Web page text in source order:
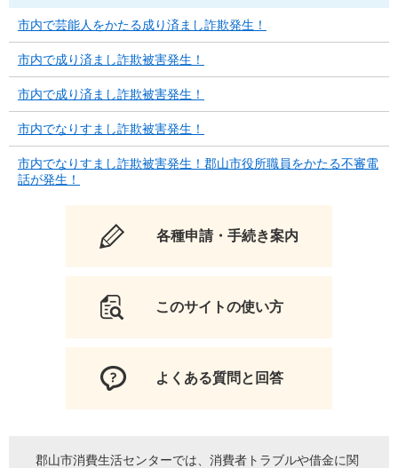
市内で芸能人をかたる成り済まし詐欺発生！
市内で成り済まし詐欺被害発生！
市内で成り済まし詐欺被害発生！
市内でなりすまし詐欺被害発生！
市内でなりすまし詐欺被害発生！郡山市役所職員をかたる不審電
話が発生！
各種申請・手続き案内
このサイトの使い方
よくある質問と回答
郡山市消費生活センターでは、消費者トラブルや借金に関